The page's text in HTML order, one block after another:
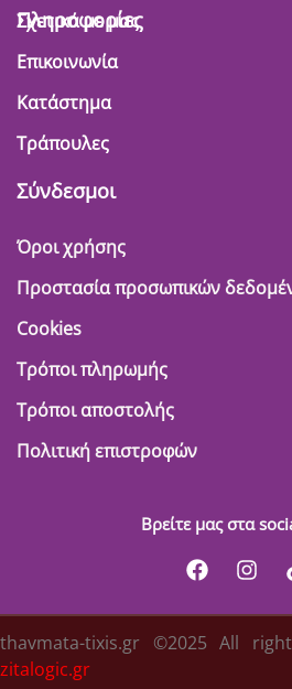
Πληροφορίες
Σχετικά με μας
Επικοινωνία
Κατάστημα
Τράπουλες
Σύνδεσμοι
Όροι χρήσης
Προστασία προσωπικών
Cookies
Τρόποι πληρωμής
Τρόποι αποστολής
Πολιτική επιστροφών
Βρείτε μας στα
thavmata-tixis.gr ©2025 All
zitalogic.gr